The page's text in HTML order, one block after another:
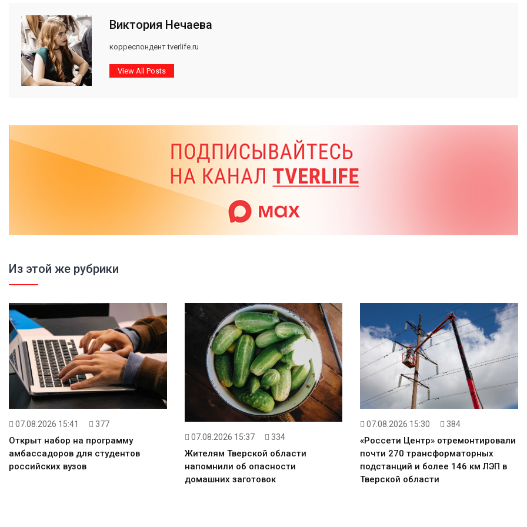
Виктория Нечаева
корреспондент tverlife.ru
View All Posts
Из этой же рубрики
07.08.2026 15:41 377
Открыт набор на программу
амбассадоров для студентов
российских вузов
07.08.2026 15:37 334
Жителям Тверской области
напомнили об опасности
домашних заготовок
07.08.2026 15:30 384
«Россети Центр» отремонтировали
почти 270 трансформаторных
подстанций и более 146 км ЛЭП в
Тверской области